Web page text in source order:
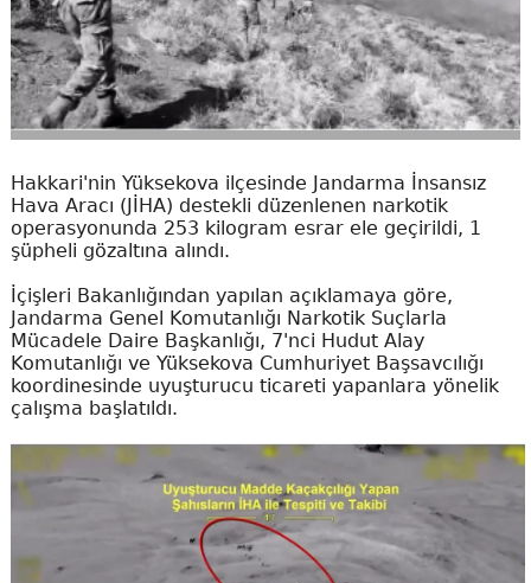
Hakkari'nin Yüksekova ilçesinde Jandarma İnsansız
Hava Aracı (JİHA) destekli düzenlenen narkotik
operasyonunda 253 kilogram esrar ele geçirildi, 1
şüpheli gözaltına alındı.
İçişleri Bakanlığından yapılan açıklamaya göre,
Jandarma Genel Komutanlığı Narkotik Suçlarla
Mücadele Daire Başkanlığı, 7'nci Hudut Alay
Komutanlığı ve Yüksekova Cumhuriyet Başsavcılığı
koordinesinde uyuşturucu ticareti yapanlara yönelik
çalışma başlatıldı.